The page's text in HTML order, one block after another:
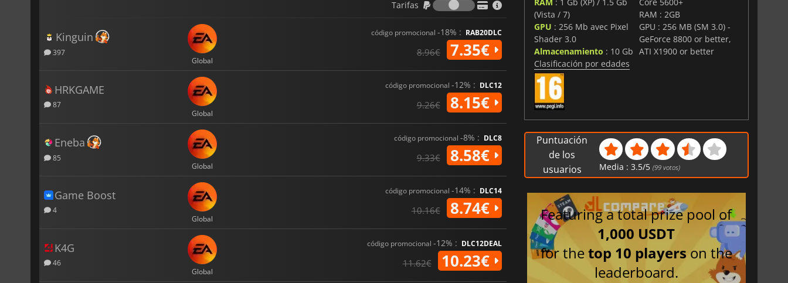
Tres clases únicas por facción (Ofensiva, Defensiva, Soporte) para una estrategia
Progresión persistente del jugador con XP, desbloqueos y perfil en línea en tiempo
Multijugador 5 contra 5 basado en objetivos con sistema de grupos y campaña
cooperativa
Tarifas
Kinguin
397
Global
código promocional -18% : RAB20DLC
8.96€ 7.35€
HRKGAME
87
Global
código promocional -12% : DLC12
9.26€ 8.15€
Eneba
85
Global
código promocional -8% : DLC8
9.33€ 8.58€
Game Boost
4
Global
código promocional -14% : DLC14
10.16€ 8.74€
K4G
46
Global
código promocional -12% : DLC12DEAL
11.62€ 10.23€
(Vista / 7)
GPU : 256 Mb avec Pixel
Shader 3.0
Almacenamiento : 10 Gb
RAM : 2GB
GPU : 256 MB (SM 3.0) -
GeForce 8800 or better,
ATI X1900 or better
Clasificación por edades
Puntuación
de los
usuarios
Media :3.5/5 (99 votos)
Featuring a total prize pool of
1,000 USDT
for thetop 10 players on the
leaderboard.